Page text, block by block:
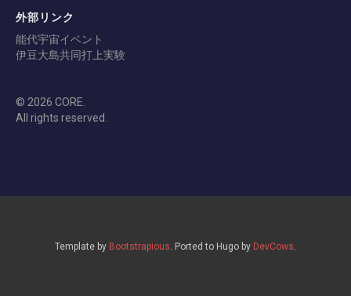
外部リンク
能代宇宙イベント
伊豆大島共同打上実験
© 2026 CORE.
All rights reserved.
Template by Bootstrapious. Ported to Hugo by DevCows.